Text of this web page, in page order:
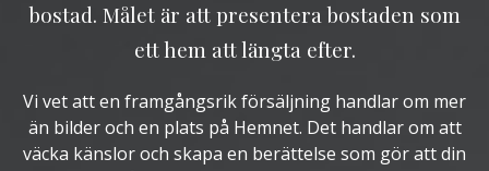
bostad. Målet är att presentera bostaden som
ett hem att längta efter.
Vi vet att en framgångsrik försäljning handlar om mer
än bilder och en plats på Hemnet. Det handlar om att
väcka känslor och skapa en berättelse som gör att din